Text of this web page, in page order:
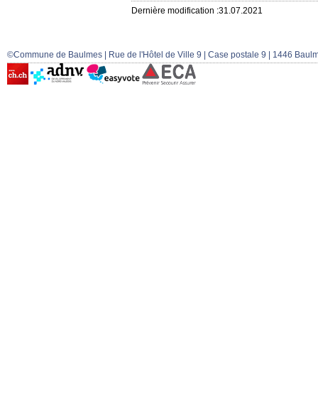
Dernière modification :31.07.2021
©Commune de Baulmes | Rue de l'Hôtel de Ville 9 | Case postale 9 | 1446